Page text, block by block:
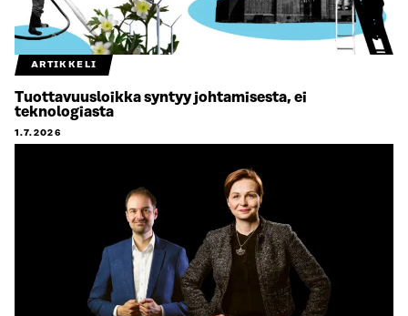
ARTIKKELI
Tuottavuusloikka syntyy johtamisesta, ei
teknologiasta
1.7.2026